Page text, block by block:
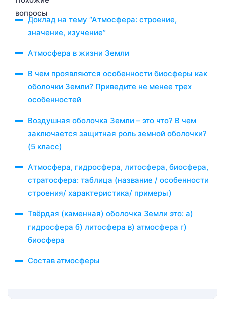
Доклад на тему “Атмосфера: строение,
значение, изучение”
Атмосфера в жизни Земли
В чем проявляются особенности биосферы как
оболочки Земли? Приведите не менее трех
особенностей
Воздушная оболочка Земли – это что? В чем
заключается защитная роль земной оболочки?
(5 класс)
Атмосфера, гидросфера, литосфера, биосфера,
стратосфера: таблица (название / особенности
строения/ характеристика/ примеры)
Твёрдая (каменная) оболочка Земли это: а)
гидросфера б) литосфера в) атмосфера г)
биосфера
Состав атмосферы